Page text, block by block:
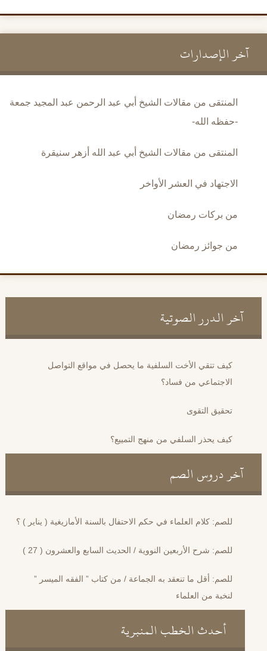
آخر الإصدارات
المنتقى من مقالات الشيخ أبي عبد الرحمن عبد المجيد جمعة
-حفظه الله-
المنتقى من مقالات الشيخ أبي عبد الله أزهر سنيقرة
الاجتهاد في العشر الأواخر
من بركات رمضان
من جوائز رمضان
آخر الدرر الصوتية
كيف تتقي الأخت السلفية ما يحصل في مواقع التواصل
الاجتماعي من فساد؟
تحقيق التقوى
كيف يحذر السلفي من منهج التمييع؟
آخر دروس الصم
للصم: كلام العلماء في حكم الاحتفال بالسنة الأمازيغية ( يناير ) ؟
للصم: شرح الأربعين النووية / الحديث السابع والعشرون ( 27 )
للصم: أقل ما تنعقد به الجماعة / من كتاب ” الفقه الميسر ”
لنخبة من العلماء
أحدث الخطب المنبرية